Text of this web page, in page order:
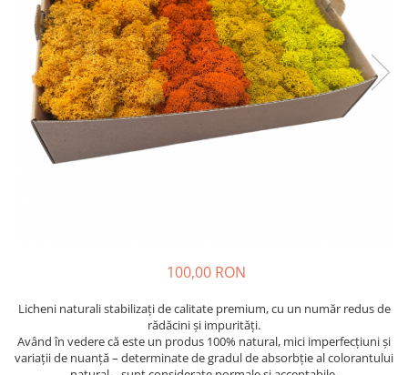
100,00 RON
Licheni naturali stabilizați de calitate premium, cu un număr redus de
rădăcini și impurități.
Având în vedere că este un produs 100% natural, mici imperfecțiuni și
variații de nuanță – determinate de gradul de absorbție al colorantului